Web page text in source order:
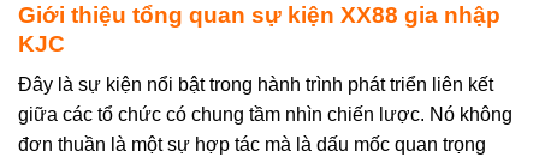
Giới thiệu tổng quan sự kiện XX88 gia nhập
KJC
Đây là sự kiện nổi bật trong hành trình phát triển liên kết
giữa các tổ chức có chung tầm nhìn chiến lược. Nó không
đơn thuần là một sự hợp tác mà là dấu mốc quan trọng